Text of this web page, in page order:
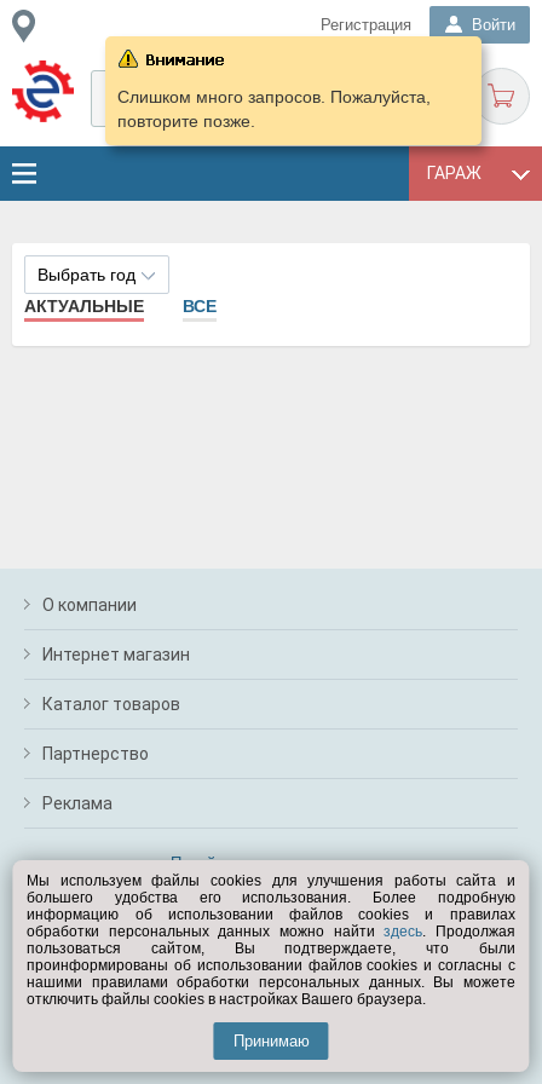
Регистрация Войти
ГАРАЖ
Слишком много запросов. Пожалуйста,
повторите позже.
Выбрать год
АКТУАЛЬНЫЕ
ВСЕ
О компании
Интернет магазин
Каталог товаров
Партнерство
Реклама
Перейти на полную версию
Вам помочь?
© Exist.ru 1998—2026
Мы используем файлы cookies для улучшения работы сайта и
большего удобства его использования. Более подробную
информацию об использовании файлов cookies и правилах
обработки персональных данных можно найтиздесь. Продолжая
пользоваться сайтом, Вы подтверждаете, что были
проинформированы об использовании файлов cookies и согласны с
нашими правилами обработки персональных данных. Вы можете
отключить файлы cookies в настройках Вашего браузера.
Принимаю